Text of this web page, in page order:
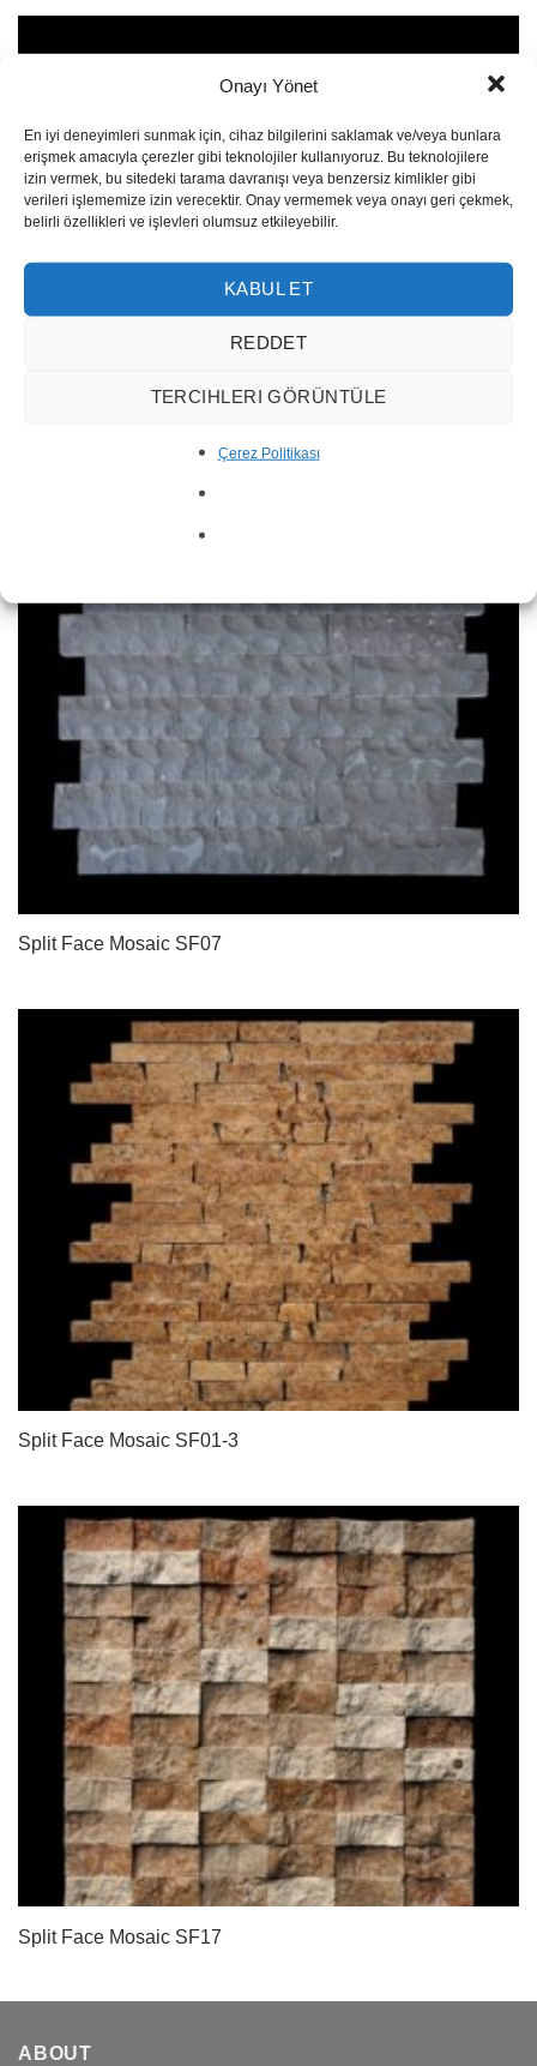
Onayı Yönet
En iyi deneyimleri sunmak için, cihaz bilgilerini saklamak ve/veya bunlara
erişmek amacıyla çerezler gibi teknolojiler kullanıyoruz. Bu teknolojilere
izin vermek, bu sitedeki tarama davranışı veya benzersiz kimlikler gibi
verileri işlememize izin verecektir. Onay vermemek veya onayı geri çekmek,
belirli özellikleri ve işlevleri olumsuz etkileyebilir.
KABUL ET
REDDET
TERCIHLERI GÖRÜNTÜLE
Çerez Politikası
Split Face Mosaic SF36
Split Face Mosaic SF07
Split Face Mosaic SF01-3
Split Face Mosaic SF17
ABOUT